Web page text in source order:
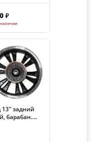
₽
13" задний
барабан.